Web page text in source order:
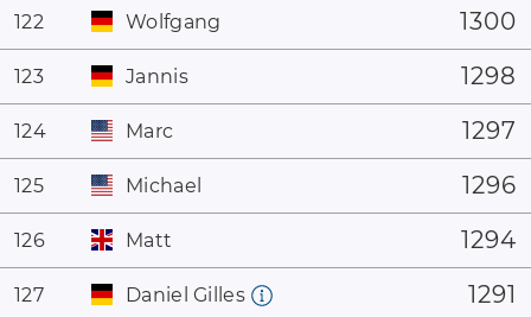
122 Wolfgang 1300
123 Jannis 1298
124 Marc 1297
125 Michael 1296
126 Matt 1294
127 Daniel Gilles 1291